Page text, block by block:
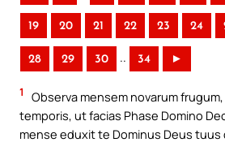
19 20 21 22 23 24
28 29 30 .. 34 ►
1
Observa mensem novarum
temporis, ut facias Phase Domino
mense eduxit te Dominus Deus